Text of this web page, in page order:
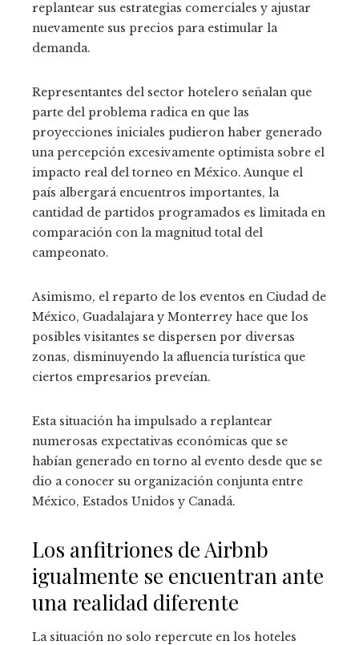
replantear sus estrategias comerciales y ajustar
nuevamente sus precios para estimular la
demanda.
Representantes del sector hotelero señalan que
parte del problema radica en que las
proyecciones iniciales pudieron haber generado
una percepción excesivamente optimista sobre el
impacto real del torneo en México. Aunque el
país albergará encuentros importantes, la
cantidad de partidos programados es limitada en
comparación con la magnitud total del
campeonato.
Asimismo, el reparto de los eventos en Ciudad de
México, Guadalajara y Monterrey hace que los
posibles visitantes se dispersen por diversas
zonas, disminuyendo la afluencia turística que
ciertos empresarios preveían.
Esta situación ha impulsado a replantear
numerosas expectativas económicas que se
habían generado en torno al evento desde que se
dio a conocer su organización conjunta entre
México, Estados Unidos y Canadá.
Los anfitriones de Airbnb
igualmente se encuentran ante
una realidad diferente
La situación no solo repercute en los hoteles